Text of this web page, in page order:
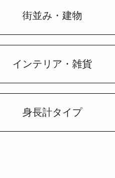
街並み・建物
インテリア・雑貨
身長計タイプ